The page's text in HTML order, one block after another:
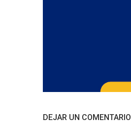
DEJAR UN COMENTARIO